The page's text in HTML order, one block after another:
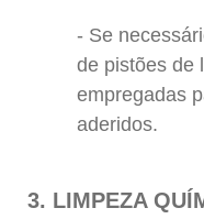
Se
de pistões de
empregadas
aderidos.
3. LIMPEZA